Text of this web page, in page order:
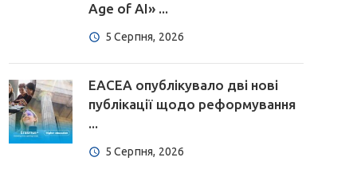
Age of AI» ...
5 Серпня, 2026
EACEA опублікувало дві нові
публікації щодо реформування
...
5 Серпня, 2026